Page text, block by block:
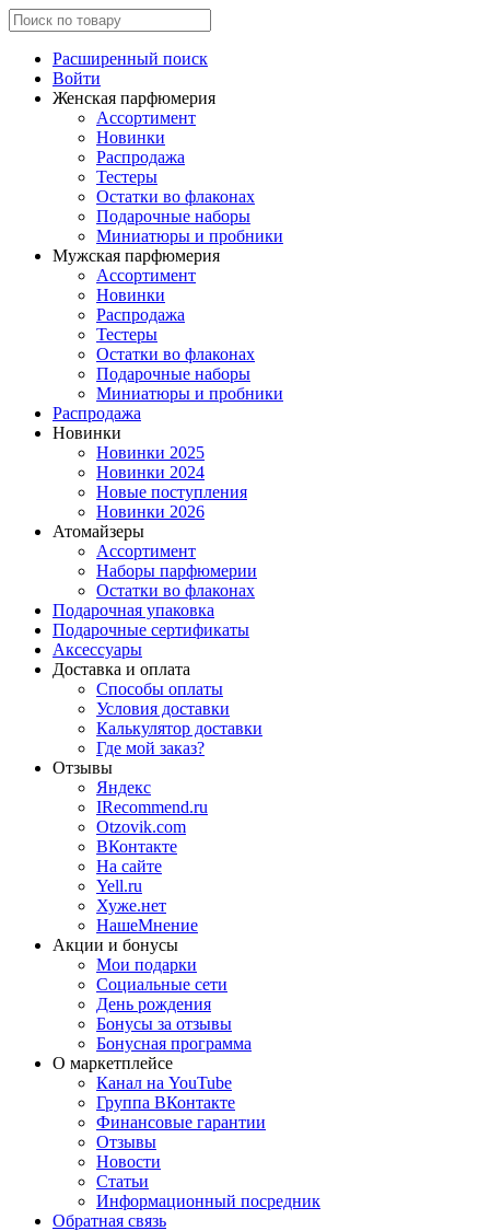
Расширенный поиск
Войти
Женская парфюмерия
Ассортимент
Новинки
Распродажа
Тестеры
Остатки во флаконах
Подарочные наборы
Миниатюры и пробники
Мужская парфюмерия
Ассортимент
Новинки
Распродажа
Тестеры
Остатки во флаконах
Подарочные наборы
Миниатюры и пробники
Распродажа
Новинки
Новинки 2025
Новинки 2024
Новые поступления
Новинки 2026
Атомайзеры
Ассортимент
Наборы парфюмерии
Остатки во флаконах
Подарочная упаковка
Подарочные сертификаты
Аксессуары
Доставка и оплата
Способы оплаты
Условия доставки
Калькулятор доставки
Где мой заказ?
Отзывы
Яндекс
IRecommend.ru
Otzovik.com
ВКонтакте
На сайте
Yell.ru
Хуже.нет
НашеМнение
Акции и бонусы
Мои подарки
Социальные сети
День рождения
Бонусы за отзывы
Бонусная программа
О маркетплейсе
Канал на YouTube
Группа ВКонтакте
Финансовые гарантии
Отзывы
Новости
Статьи
Информационный посредник
Обратная связь